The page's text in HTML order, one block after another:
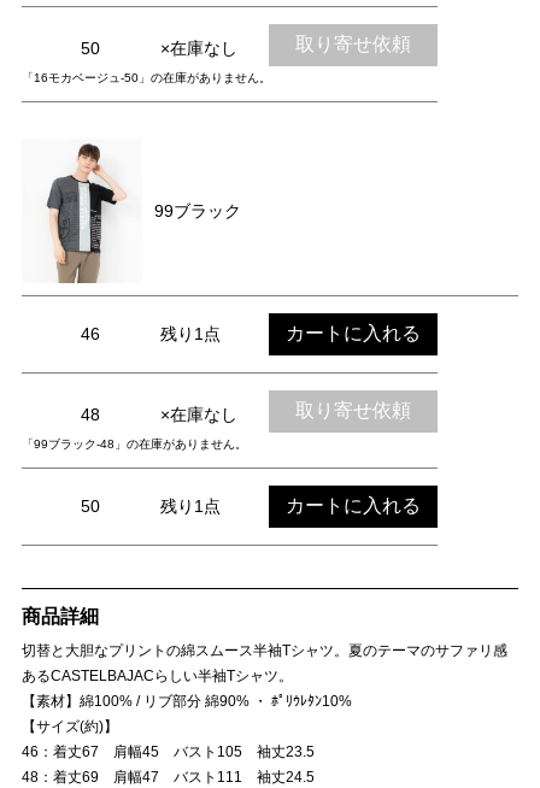
50 ×在庫なし 取り寄せ依頼
「16モカベージュ-50」の在庫がありません。
99ブラック
46 残り1点 カートに入れる
48 ×在庫なし 取り寄せ依頼
「99ブラック-48」の在庫がありません。
50 残り1点 カートに入れる
商品詳細
切替と大胆なプリントの綿スムース半袖Tシャツ。夏のテーマのサファリ感
あるCASTELBAJACらしい半袖Tシャツ。
【素材】綿100% / リブ部分 綿90% ・ ﾎﾟﾘｳﾚﾀﾝ10%
【サイズ(約)】
46：着丈67 肩幅45 バスト105 袖丈23.5
48：着丈69 肩幅47 バスト111 袖丈24.5